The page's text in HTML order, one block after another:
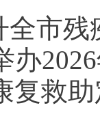
全市
办
复救